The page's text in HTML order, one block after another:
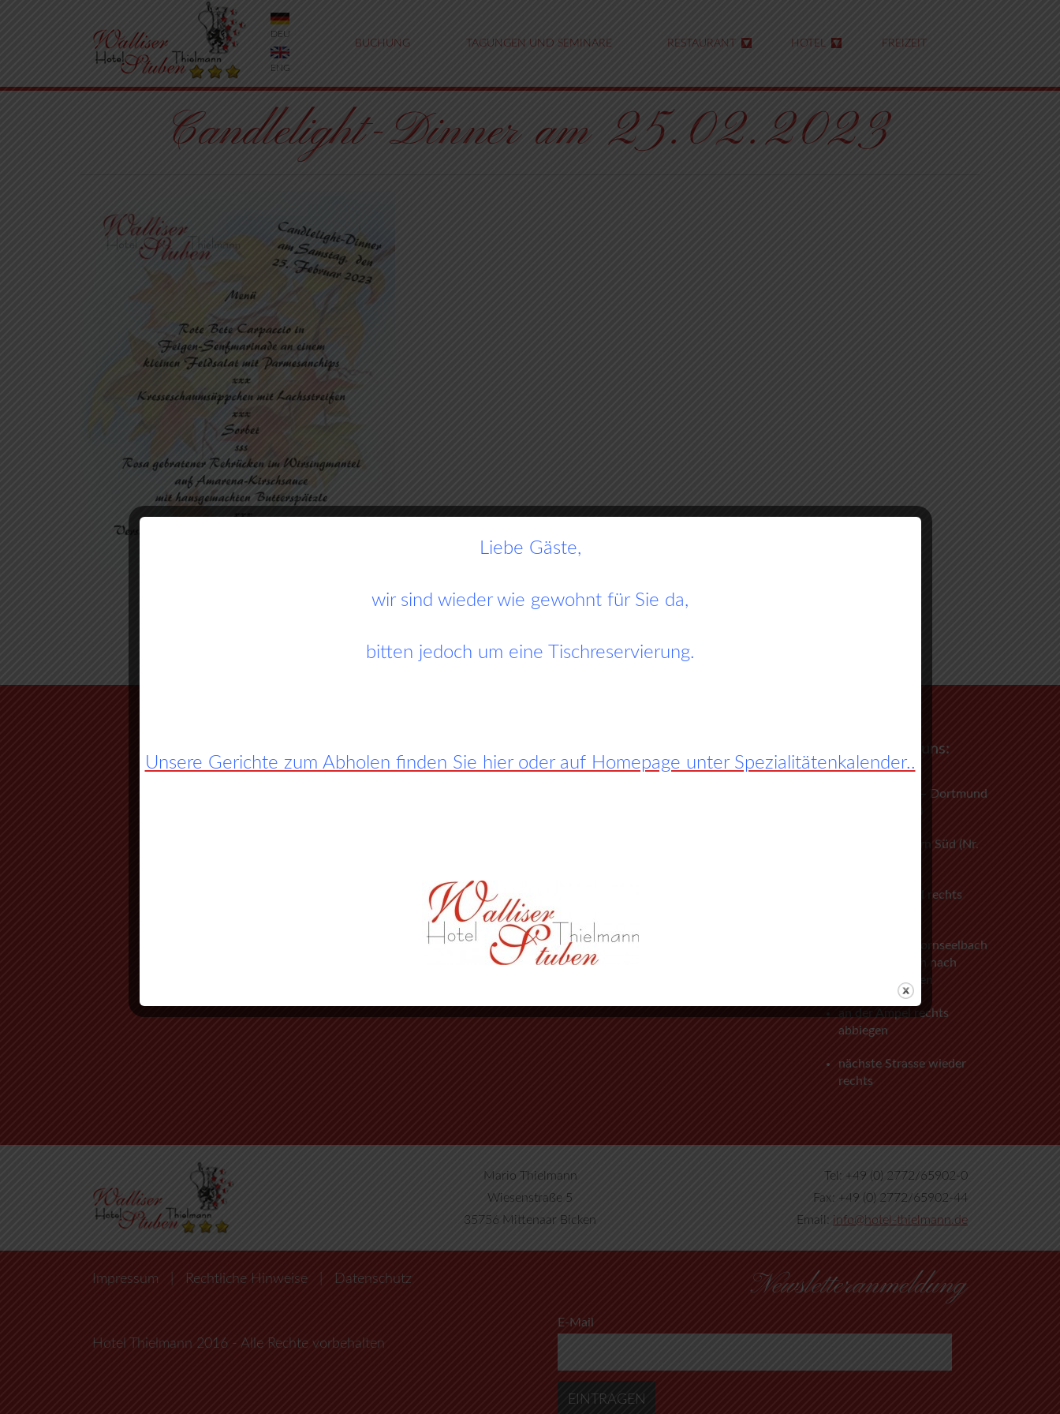
DEU
ENG
BUCHUNG TAGUNGEN UND SEMINARE RESTAURANT HOTEL FREIZEIT
Candlelight-Dinner am 25.02.2023
So finden Sie zu uns:
A45 Frankfurt – Dortmund
Abfahrt Herborn Süd (Nr.
an der 3. Ampel rechts
vorbei an Herbornseelbach
und Ballersbach nach
Mittenaar Bicken
an der Ampel rechts
abbiegen
nächste Strasse wieder
rechts
Mario Thielmann
Wiesenstraße 5
35756 Mittenaar Bicken
Tel: +49 (0) 2772/65902-0
Fax: +49 (0) 2772/65902-44
Email: info@hotel-thielmann.de
Impressum Rechtliche Hinweise Datenschutz
Hotel Thielmann 2016 - Alle Rechte vorbehalten
Newsletteranmeldung
E-Mail
Liebe Gäste,
wir sind wieder wie gewohnt für Sie da,
bitten jedoch um eine Tischreservierung.
Unsere Gerichte zum Abholen finden Sie hier oder auf Homepage unter Spezialitätenkalender..